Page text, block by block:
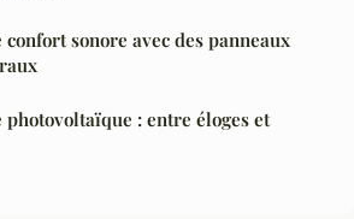
sonore avec des panneaux
photovoltaïque : entre éloges et